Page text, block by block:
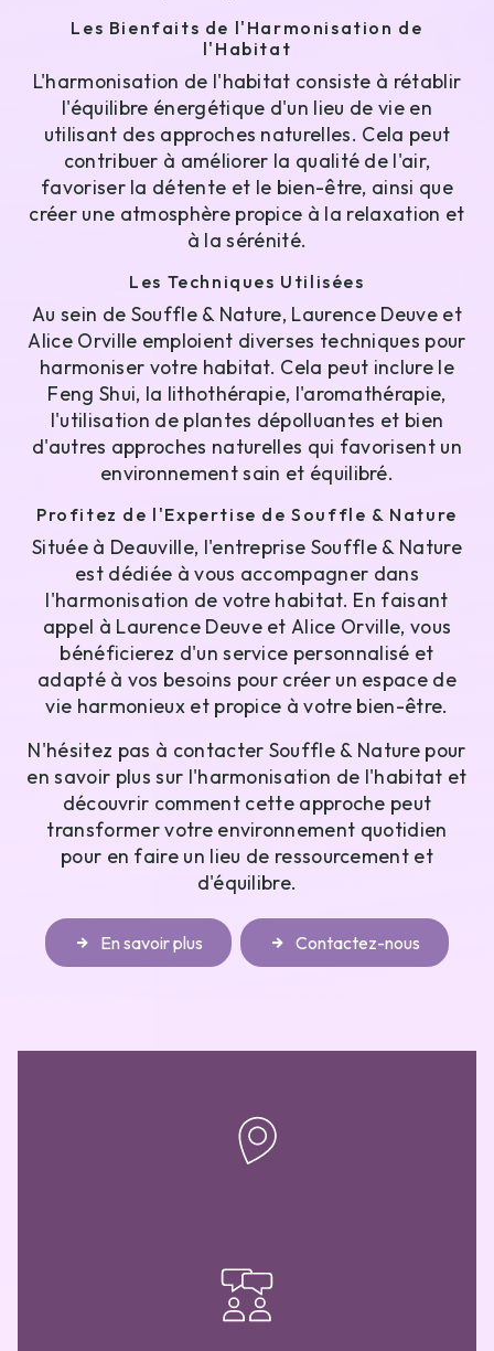
Les Bienfaits de l'Harmonisation de
l'Habitat
L'harmonisation de l'habitat consiste à rétablir
l'équilibre énergétique d'un lieu de vie en
utilisant des approches naturelles. Cela peut
contribuer à améliorer la qualité de l'air,
favoriser la détente et le bien-être, ainsi que
créer une atmosphère propice à la relaxation et
à la sérénité.
Les Techniques Utilisées
Au sein de Souffle & Nature, Laurence Deuve et
Alice Orville emploient diverses techniques pour
harmoniser votre habitat. Cela peut inclure le
Feng Shui, la lithothérapie, l'aromathérapie,
l'utilisation de plantes dépolluantes et bien
d'autres approches naturelles qui favorisent un
environnement sain et équilibré.
Profitez de l'Expertise de Souffle & Nature
Située à Deauville, l'entreprise Souffle & Nature
est dédiée à vous accompagner dans
l'harmonisation de votre habitat. En faisant
appel à Laurence Deuve et Alice Orville, vous
bénéficierez d'un service personnalisé et
adapté à vos besoins pour créer un espace de
vie harmonieux et propice à votre bien-être.
N'hésitez pas à contacter Souffle & Nature pour
en savoir plus sur l'harmonisation de l'habitat et
découvrir comment cette approche peut
transformer votre environnement quotidien
pour en faire un lieu de ressourcement et
d'équilibre.
En savoir plus Contactez-nous